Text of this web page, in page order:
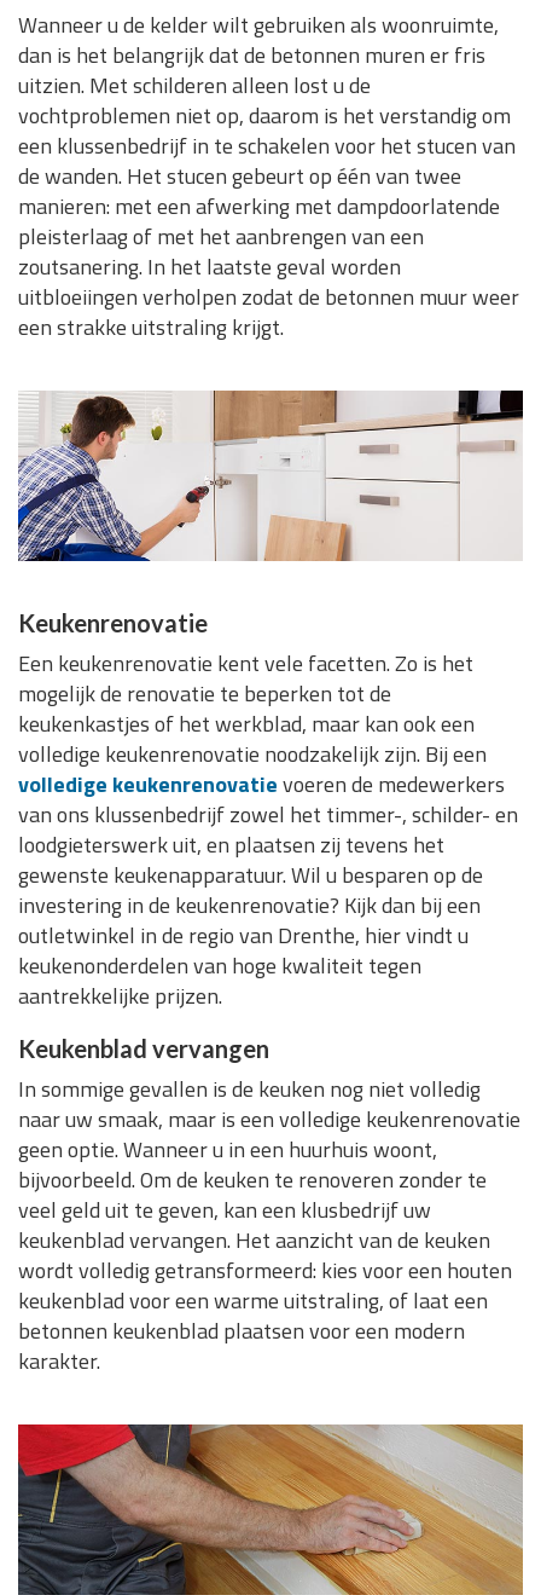
Wanneer u de kelder wilt gebruiken als woonruimte,
dan is het belangrijk dat de betonnen muren er fris
uitzien. Met schilderen alleen lost u de
vochtproblemen niet op, daarom is het verstandig om
een klussenbedrijf in te schakelen voor het stucen van
de wanden. Het stucen gebeurt op één van twee
manieren: met een afwerking met dampdoorlatende
pleisterlaag of met het aanbrengen van een
zoutsanering. In het laatste geval worden
uitbloeiingen verholpen zodat de betonnen muur weer
een strakke uitstraling krijgt.
Keukenrenovatie
Een keukenrenovatie kent vele facetten. Zo is het
mogelijk de renovatie te beperken tot de
keukenkastjes of het werkblad, maar kan ook een
volledige keukenrenovatie noodzakelijk zijn. Bij een
volledige keukenrenovatievoeren de medewerkers
van ons klussenbedrijf zowel het timmer-, schilder- en
loodgieterswerk uit, en plaatsen zij tevens het
gewenste keukenapparatuur. Wil u besparen op de
investering in de keukenrenovatie? Kijk dan bij een
outletwinkel in de regio van Drenthe, hier vindt u
keukenonderdelen van hoge kwaliteit tegen
aantrekkelijke prijzen.
Keukenblad vervangen
In sommige gevallen is de keuken nog niet volledig
naar uw smaak, maar is een volledige keukenrenovatie
geen optie. Wanneer u in een huurhuis woont,
bijvoorbeeld. Om de keuken te renoveren zonder te
veel geld uit te geven, kan een klusbedrijf uw
keukenblad vervangen. Het aanzicht van de keuken
wordt volledig getransformeerd: kies voor een houten
keukenblad voor een warme uitstraling, of laat een
betonnen keukenblad plaatsen voor een modern
karakter.